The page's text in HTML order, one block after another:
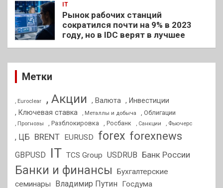
IT
Рынок рабочих станций
сократился почти на 9% в 2023
году, но в IDC верят в лучшее
Метки
, Euroclear , Акции , Валюта , Инвестиции
, Ключевая ставка
, Металлы и добыча , Облигации
, Прогнозы , Разблокировка , Росбанк , Санкции , Фьючерс
, ЦБ BRENT EURUSD forex forexnews
GBPUSD IT TCS Group USDRUB Банк России
Банки и финансы
Бухгалтерские
семинары
Владимир Путин Госдума